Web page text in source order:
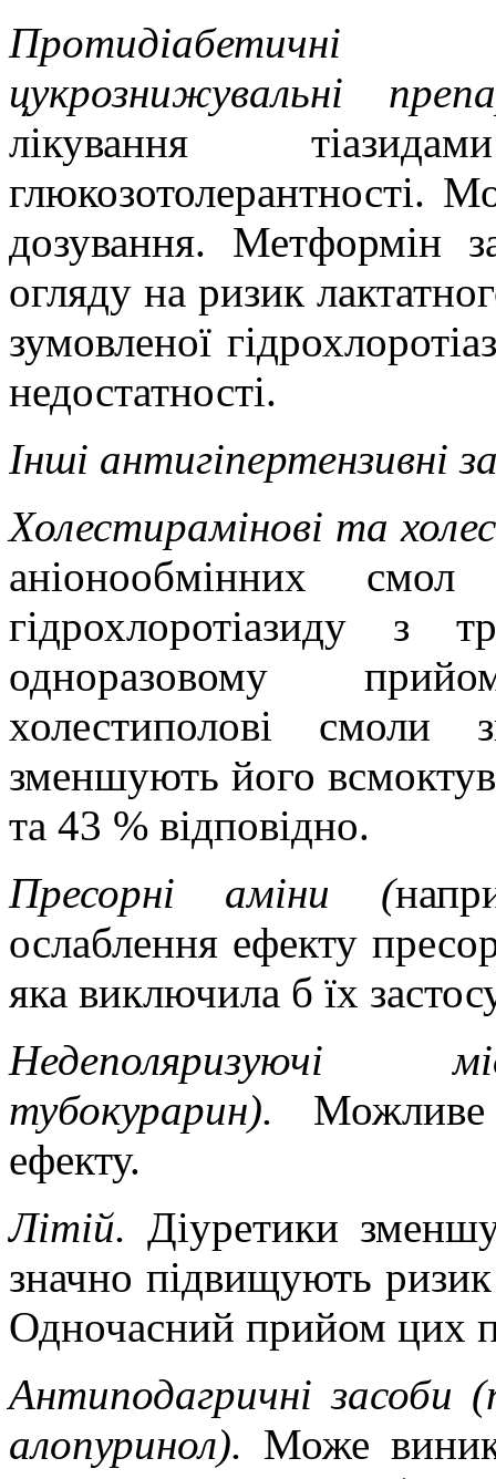
Протидіабетичні
цукрознижувальні
лікування
глюкозотолерантності.
дозування. Метформін
огляду на ризик
зумовленої
недостатності.
Інші антигіпертензивні
Холестирамінові та
аніонообмінних смол
гідрохлоротіазиду з
одноразовому
холестиполові смоли
зменшують його
та 43 % відповідно.
Пресорні аміни (
ослаблення ефекту
яка виключила б їх
Недеполяризуючі
тубокурарин). Можливе
ефекту.
Літій. Діуретики
значно підвищують ризик
Одночасний прийом цих
Антиподагричні засоби
алопуринол). Може